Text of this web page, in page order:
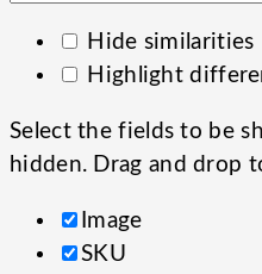
Hide similarities
Highlight
Select the fields to be
hidden. Drag and drop
Image
SKU